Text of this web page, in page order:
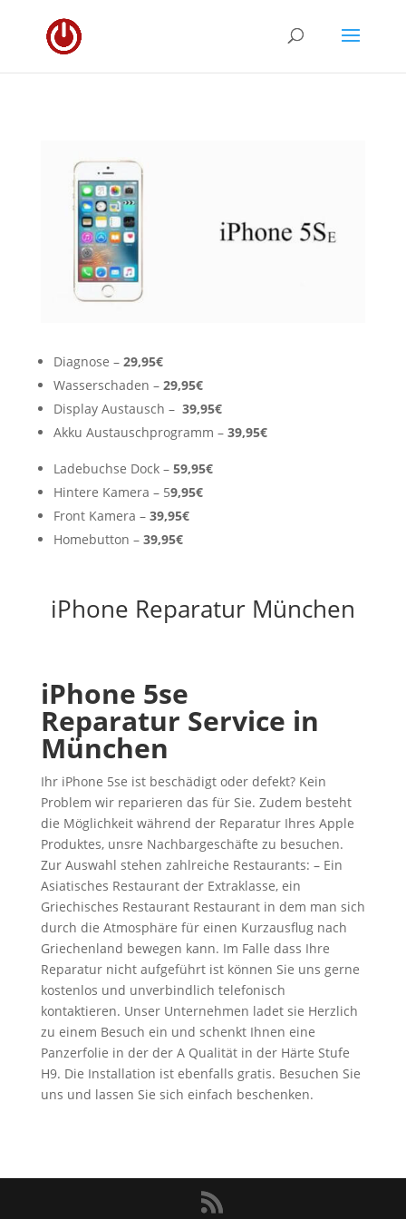
Diagnose – 29,95€
Wasserschaden – 29,95€
Display Austausch – 39,95€
Akku Austauschprogramm – 39,95€
Ladebuchse Dock – 59,95€
Hintere Kamera – 59,95€
Front Kamera – 39,95€
Homebutton – 39,95€
iPhone Reparatur München
iPhone 5se
Reparatur Service in
München
Ihr iPhone 5se ist beschädigt oder defekt? Kein
Problem wir reparieren das für Sie. Zudem besteht
die Möglichkeit während der Reparatur Ihres Apple
Produktes, unsre Nachbargeschäfte zu besuchen.
Zur Auswahl stehen zahlreiche Restaurants: – Ein
Asiatisches Restaurant der Extraklasse, ein
Griechisches Restaurant Restaurant in dem man sich
durch die Atmosphäre für einen Kurzausflug nach
Griechenland bewegen kann. Im Falle dass Ihre
Reparatur nicht aufgeführt ist können Sie uns gerne
kostenlos und unverbindlich telefonisch
kontaktieren. Unser Unternehmen ladet sie Herzlich
zu einem Besuch ein und schenkt Ihnen eine
Panzerfolie in der der A Qualität in der Härte Stufe
H9. Die Installation ist ebenfalls gratis. Besuchen Sie
uns und lassen Sie sich einfach beschenken.